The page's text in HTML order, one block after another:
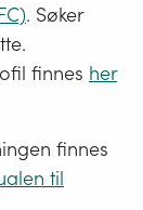
. Søker
finnes her
finnes
til